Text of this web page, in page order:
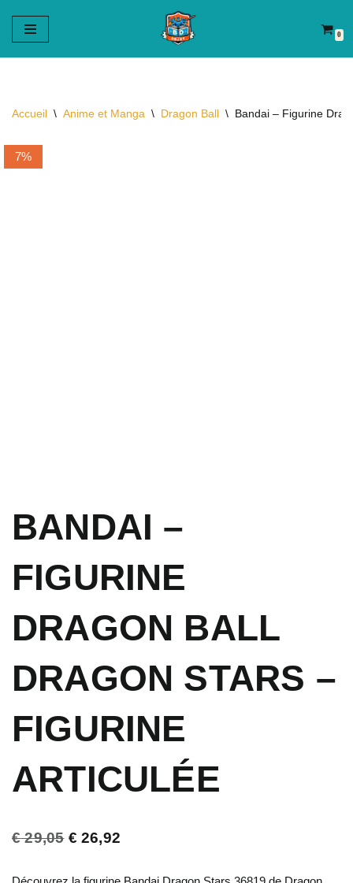
Aller
au
0
Accueil \ Anime et Manga \ Dragon Ball \ Bandai – Figurine
7%
BANDAI –
FIGURINE
DRAGON BALL
DRAGON STARS –
FIGURINE
ARTICULÉE
€29,05 € 26,92